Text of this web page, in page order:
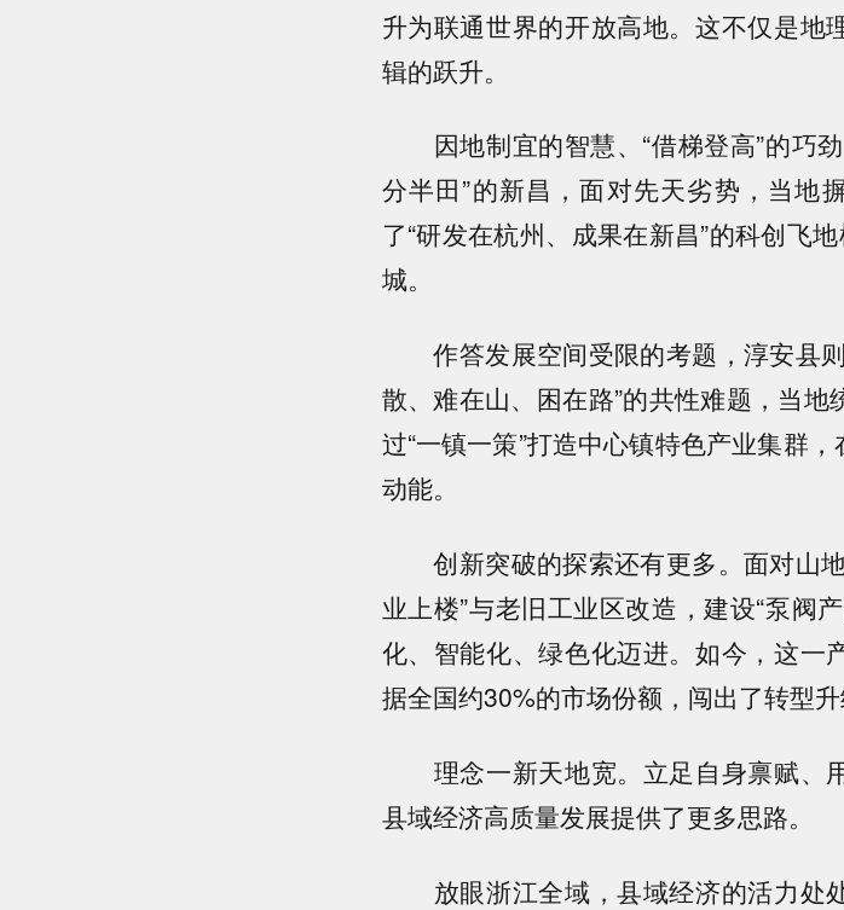
升为联通世界的开放高地。这不仅是地
辑的跃升。
因地制宜的智慧、“借梯登高”的巧
分半田”的新昌，面对先天劣势，当地
了“研发在杭州、成果在新昌”的科创飞
城。
作答发展空间受限的考题，淳安县则
散、难在山、困在路”的共性难题，当地
过“一镇一策”打造中心镇特色产业集群
动能。
创新突破的探索还有更多。面对山地
业上楼”与老旧工业区改造，建设“泵阀
化、智能化、绿色化迈进。如今，这一
据全国约30%的市场份额，闯出了转型升
理念一新天地宽。立足自身禀赋、
县域经济高质量发展提供了更多思路。
放眼浙江全域，县域经济的活力处